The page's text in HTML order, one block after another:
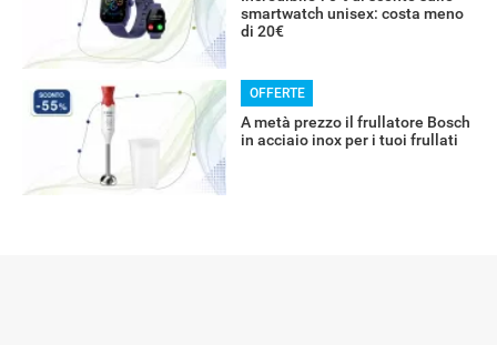
smartwatch unisex: costa meno
di 20€
OFFERTE
A metà prezzo il frullatore Bosch
in acciaio inox per i tuoi frullati